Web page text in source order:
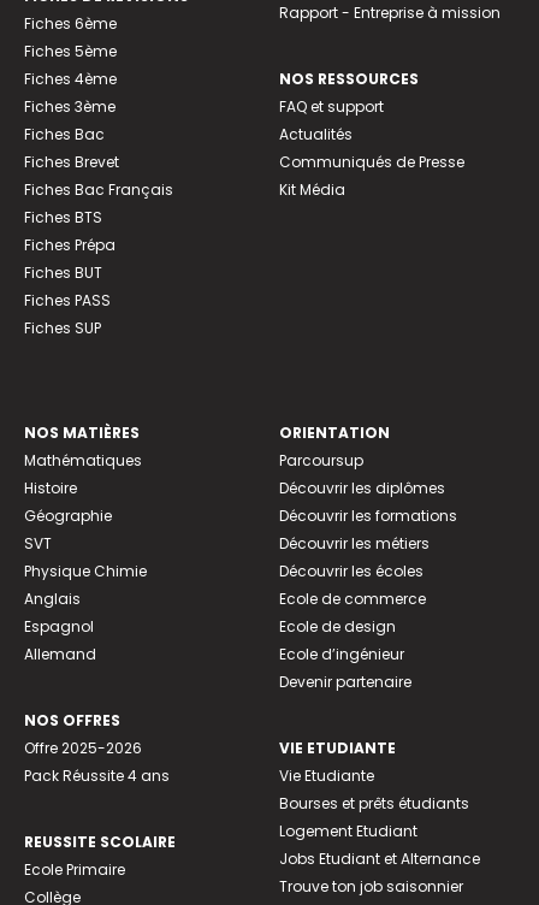
Fiches 6ème
Fiches 5ème
Fiches 4ème
Fiches 3ème
Fiches Bac
Fiches Brevet
Fiches Bac Français
Fiches BTS
Fiches Prépa
Fiches BUT
Fiches PASS
Fiches SUP
Rapport - Entreprise à mission
NOS RESSOURCES
FAQ et support
Actualités
Communiqués de Presse
Kit Média
NOS MATIÈRES
Mathématiques
Histoire
Géographie
SVT
Physique Chimie
Anglais
Espagnol
Allemand
NOS OFFRES
Offre 2025-2026
Pack Réussite 4 ans
REUSSITE SCOLAIRE
Ecole Primaire
Collège
ORIENTATION
Parcoursup
Découvrir les diplômes
Découvrir les formations
Découvrir les métiers
Découvrir les écoles
Ecole de commerce
Ecole de design
Ecole d’ingénieur
Devenir partenaire
VIE ETUDIANTE
Vie Etudiante
Bourses et prêts étudiants
Logement Etudiant
Jobs Etudiant et Alternance
Trouve ton job saisonnier